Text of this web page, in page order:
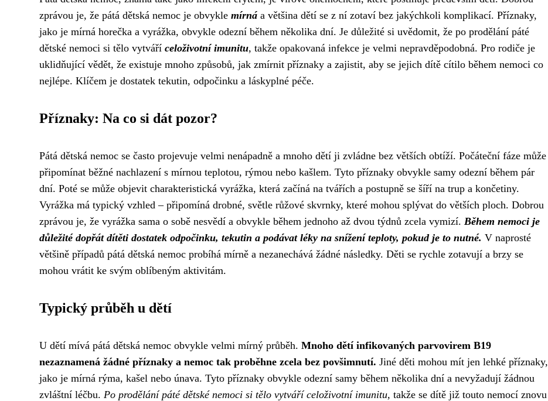
zprávou je, že pátá dětská nemoc je obvykle mírná a většina dětí se z ní zotaví bez jakýchkoli komplikací. Příznaky,
jako je mírná horečka a vyrážka, obvykle odezní během několika dní. Je důležité si uvědomit, že po prodělání páté
dětské nemoci si tělo vytváří celoživotní imunitu, takže opakovaná infekce je velmi nepravděpodobná. Pro rodiče je
uklidňující vědět, že existuje mnoho způsobů, jak zmírnit příznaky a zajistit, aby se jejich dítě cítilo během nemoci co
nejlépe. Klíčem je dostatek tekutin, odpočinku a láskyplné péče.
Příznaky: Na co si dát pozor?
Pátá dětská nemoc se často projevuje velmi nenápadně a mnoho dětí ji zvládne bez větších obtíží. Počáteční fáze může
připomínat běžné nachlazení s mírnou teplotou, rýmou nebo kašlem. Tyto příznaky obvykle samy odezní během pár
dní. Poté se může objevit charakteristická vyrážka, která začíná na tvářích a postupně se šíří na trup a končetiny.
Vyrážka má typický vzhled – připomíná drobné, světle růžové skvrnky, které mohou splývat do větších ploch. Dobrou
zprávou je, že vyrážka sama o sobě nesvědí a obvykle během jednoho až dvou týdnů zcela vymizí. Během nemoci je
důležité dopřát dítěti dostatek odpočinku, tekutin a podávat léky na snížení teploty, pokud je to nutné. V naprosté
většině případů pátá dětská nemoc probíhá mírně a nezanechává žádné následky. Děti se rychle zotavují a brzy se
mohou vrátit ke svým oblíbeným aktivitám.
Typický průběh u dětí
U dětí mívá pátá dětská nemoc obvykle velmi mírný průběh. Mnoho dětí infikovaných parvovirem B19
nezaznamená žádné příznaky a nemoc tak proběhne zcela bez povšimnutí. Jiné děti mohou mít jen lehké příznaky,
jako je mírná rýma, kašel nebo únava. Tyto příznaky obvykle odezní samy během několika dní a nevyžadují žádnou
zvláštní léčbu. Po prodělání páté dětské nemoci si tělo vytváří celoživotní imunitu, takže se dítě již touto nemocí znovu